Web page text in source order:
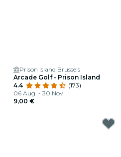
Prison Island Brussels
Arcade Golf - Prison Island
4.4
(173)
06 Aug. - 30 Nov.
9,00 €